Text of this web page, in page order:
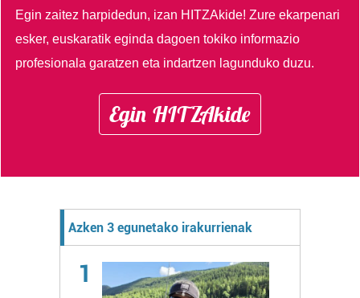
Egin zaitez harpidedun, izan HITZAkide!Zure ekarpenari
esker, euskaratik eginda dagoen tokiko informazio
profesionala garatzen eta indartzen lagunduko duzu.
Egin HITZAkide
Azken 3 egunetako irakurrienak
1